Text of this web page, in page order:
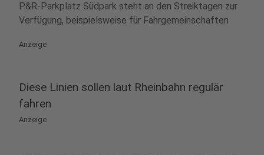
P&R-Parkplatz Südpark steht an den Streiktagen zur
Verfügung, beispielsweise für Fahrgemeinschaften
Anzeige
Diese Linien sollen laut Rheinbahn regulär
fahren
Anzeige